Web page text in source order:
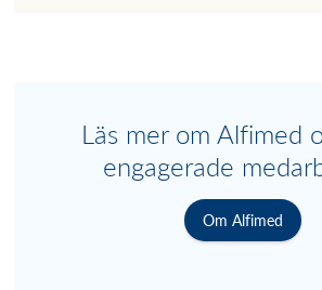
Läs mer om Alfimed
engagerade
Om Alfimed